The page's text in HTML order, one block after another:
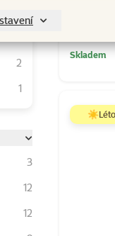
2
1
3
12
12
Skladem
☀️Léto